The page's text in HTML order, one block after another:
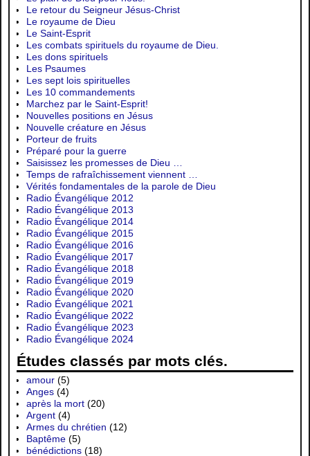
Le retour du Seigneur Jésus-Christ
Le royaume de Dieu
Le Saint-Esprit
Les combats spirituels du royaume de Dieu.
Les dons spirituels
Les Psaumes
Les sept lois spirituelles
Les 10 commandements
Marchez par le Saint-Esprit!
Nouvelles positions en Jésus
Nouvelle créature en Jésus
Porteur de fruits
Préparé pour la guerre
Saisissez les promesses de Dieu …
Temps de rafraîchissement viennent …
Vérités fondamentales de la parole de Dieu
Radio Évangélique 2012
Radio Évangélique 2013
Radio Évangélique 2014
Radio Évangélique 2015
Radio Évangélique 2016
Radio Évangélique 2017
Radio Évangélique 2018
Radio Évangélique 2019
Radio Évangélique 2020
Radio Évangélique 2021
Radio Évangélique 2022
Radio Évangélique 2023
Radio Évangélique 2024
Études classés par mots clés.
amour (5)
Anges (4)
après la mort (20)
Argent (4)
Armes du chrétien (12)
Baptême (5)
bénédictions (18)